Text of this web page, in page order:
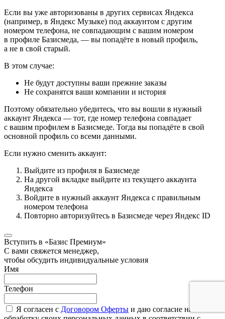
Если вы уже авторизованы в других сервисах Яндекса
(например, в Яндекс Музыке) под аккаунтом с другим
номером телефона, не совпадающим с вашим номером
в профиле Базисмеда, — вы попадёте в новый профиль,
а не в свой старый.
В этом случае:
Не будут доступны ваши прежние заказы
Не сохранятся ваши компании и история
Поэтому обязательно убедитесь, что вы вошли в нужный
аккаунт Яндекса — тот, где номер телефона совпадает
с вашим профилем в Базисмеде. Тогда вы попадёте в свой
основной профиль со всеми данными.
Если нужно сменить аккаунт:
Выйдите из профиля в Базисмеде
На другой вкладке выйдите из текущего аккаунта
Яндекса
Войдите в нужный аккаунт Яндекса с правильным
номером телефона
Повторно авторизуйтесь в Базисмеде через Яндекс ID
Вступить в «Базис Премиум»
С вами свяжется менеджер,
чтобы обсудить индивидуальные условия
Имя
Телефон
Я согласен с Договором Оферты и даю согласие на